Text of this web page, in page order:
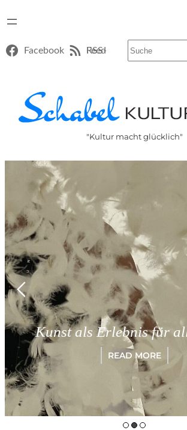
Facebook RSS-Feed
"Kultur macht glücklich"
als Erlebnis für alle Sinne
READ MORE